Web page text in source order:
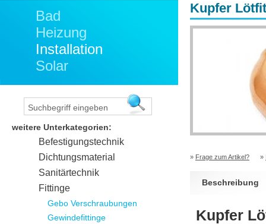
Kupfer
» Frage zum Artikel? »
Beschreibung
Kupfer
Bad
Heizung
Installation
Solar
weitere Unterkategorien:
Befestigungstechnik
Dichtungsmaterial
Sanitärtechnik
Fittinge
Gebo Verschraubungen
Gewindefittinge